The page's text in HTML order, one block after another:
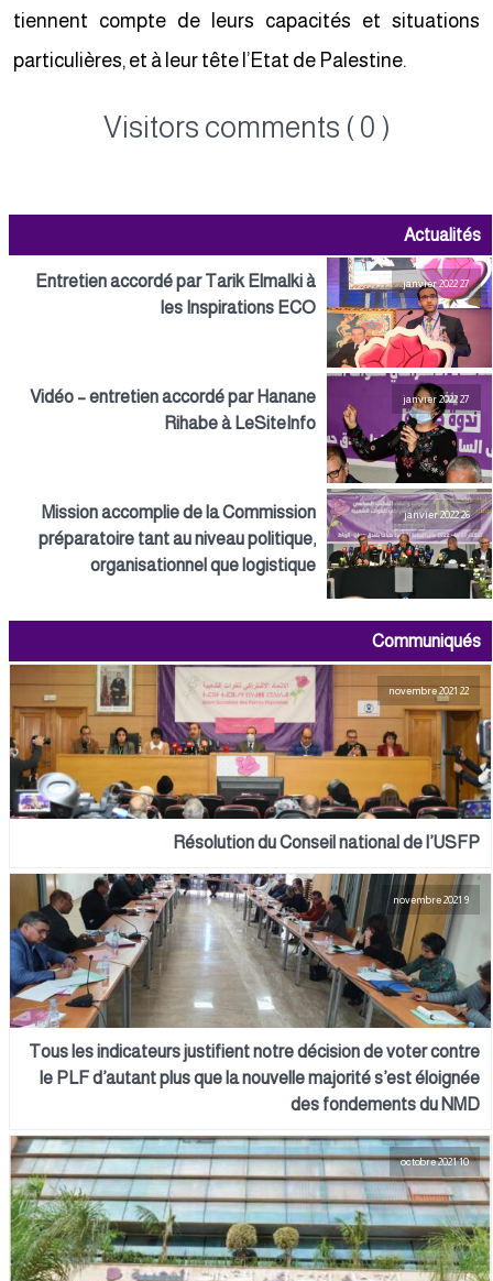
tiennent compte de leurs capacités et situations
particulières, et à leur tête l’Etat de Palestine.
Visitors comments ( 0 )
Actualités
27 janvier 2022
Entretien accordé par Tarik Elmalki à
les Inspirations ECO
27 janvier 2022
Vidéo – entretien accordé par Hanane
Rihabe à LeSiteInfo
26 janvier 2022
Mission accomplie de la Commission
préparatoire tant au niveau politique,
organisationnel que logistique
Communiqués
22 novembre 2021
Résolution du Conseil national de l’USFP
Tous les indicateurs justifient notre décision de voter contre
le PLF d’autant plus que la nouvelle majorité s’est éloignée
des fondements du NMD
10 octobre 2021